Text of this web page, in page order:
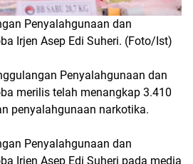
Penyalahgunaan dan
Irjen Asep Edi Suheri. (Foto/Ist)
Penyalahgunaan dan
merilis telah menangkap 3.410
penyalahgunaan narkotika.
Penyalahgunaan dan
Irjen Asep Edi Suheri pada media